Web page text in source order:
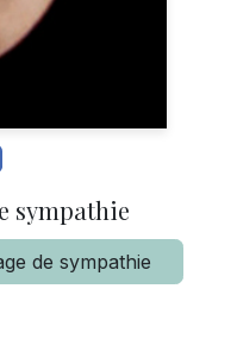
sympathie
de sympathie